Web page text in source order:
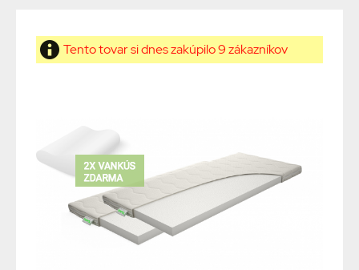
Tento tovar si dnes zakúpilo 9 zákazníkov